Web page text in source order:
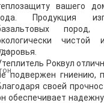
вашего
Продукция
чистой
Роквул
подвержен гниению,
своей
обеспечивает